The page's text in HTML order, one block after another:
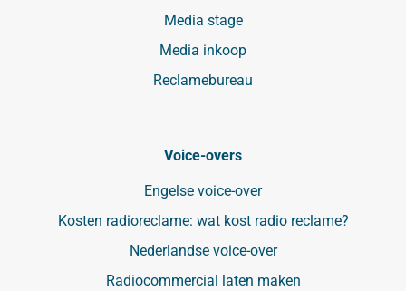
Media stage
Media inkoop
Reclamebureau
Voice-overs
Engelse voice-over
Kosten radioreclame: wat kost radio reclame?
Nederlandse voice-over
Radiocommercial laten maken